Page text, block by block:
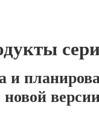
и
новой